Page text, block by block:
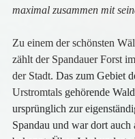
maximal zusammen mit
Zu einem der schönsten
zählt der Spandauer Forst
der Stadt. Das zum Gebiet
Urstromtals gehörende
ursprünglich zur
Spandau und war dort auch